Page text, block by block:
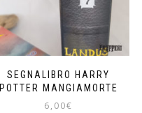
SEGNALIBRO HARRY
POTTER MANGIAMORTE
6,00€